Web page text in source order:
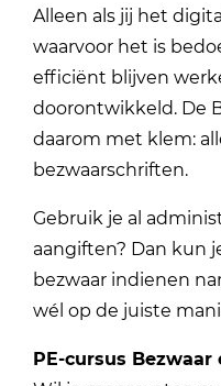
Alleen als jij het
waarvoor het is
efficiënt blijven
doorontwikkeld. De
daarom met klem:
bezwaarschriften.
Gebruik je al
aangiften? Dan kun
bezwaar indienen
wél op de juiste
PE-cursus Bezwaar